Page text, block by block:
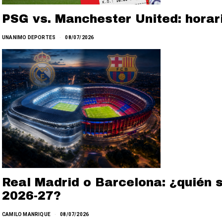
PSG vs. Manchester United:
UNANIMO DEPORTES 08/07/2026
Real Madrid o Barcelona:
2026-27?
CAMILO MANRIQUE 08/07/2026